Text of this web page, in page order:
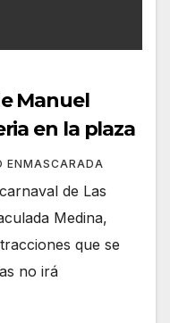
Manuel
en la plaza
ENMASCARADA
de Las
Medina,
que se
no irá